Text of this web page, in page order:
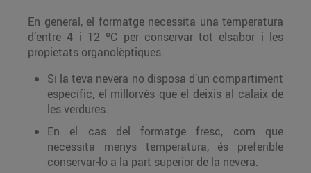
En general, el formatge necessita una temperatura
d’entre 4 i 12 ºC per conservar tot elsabor i les
propietats organolèptiques.
Si la teva nevera no disposa d’un compartiment
específic, el millorvés que el deixis al calaix de
les verdures.
En el cas del formatge fresc, com que
necessita menys temperatura, és preferible
conservar-lo a la part superior de la nevera.